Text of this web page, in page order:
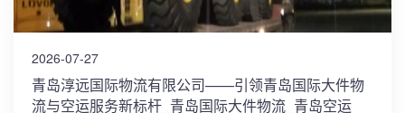
2026-07-27
青岛淳远国际物流有限公司——引领青岛国际大件物
流与空运服务新标杆_青岛国际大件物流_青岛空运